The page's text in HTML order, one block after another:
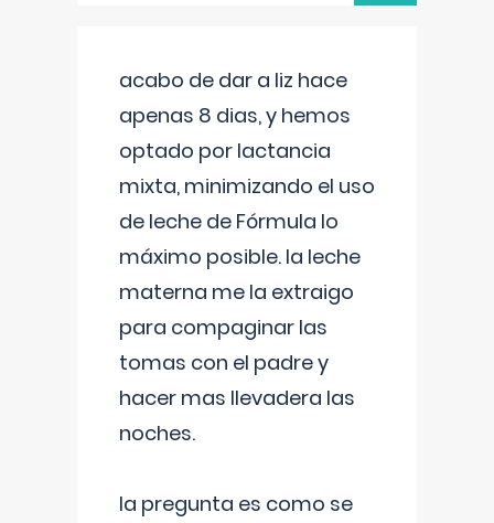
acabo de dar a liz hace
apenas 8 dias, y hemos
optado por lactancia
mixta, minimizando el uso
de leche de Fórmula lo
máximo posible. la leche
materna me la extraigo
para compaginar las
tomas con el padre y
hacer mas llevadera las
noches.
la pregunta es como se